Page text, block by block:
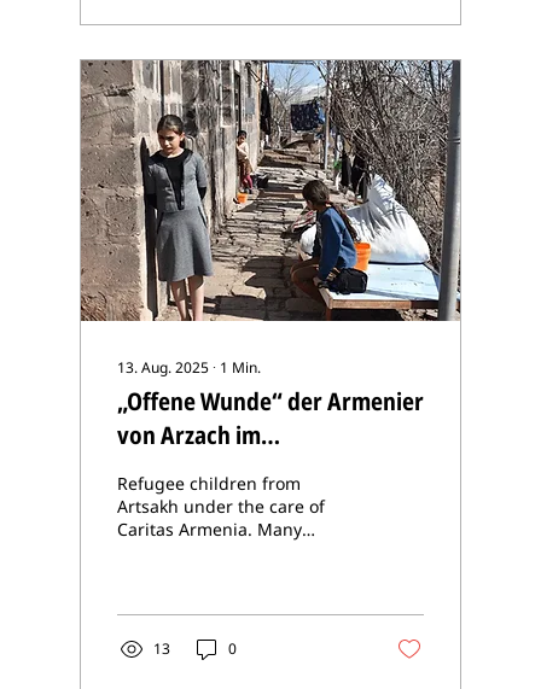
Karabach-Armenier bringen
Schweiz in aussenpolitisches
Dilemma
13. Aug. 2025∙ 1 Min.
„Offene Wunde“ der Armenier
von Arzach im
Friedensabkommen
vergessen
Refugee children from
Artsakh under the care of
Caritas Armenia. Many
13 0